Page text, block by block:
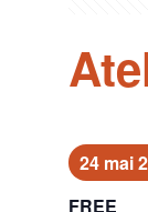
24 mai
FREE